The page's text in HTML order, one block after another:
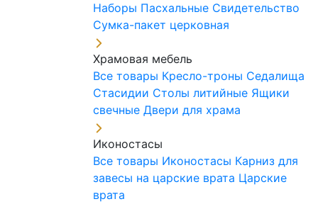
Наборы Пасхальные Свидетельство
Сумка-пакет церковная
Храмовая мебель
Все товары Кресло-троны Седалища
Стасидии Столы литийные Ящики
свечные Двери для храма
Иконостасы
Все товары Иконостасы Карниз для
завесы на царские врата Царские
врата